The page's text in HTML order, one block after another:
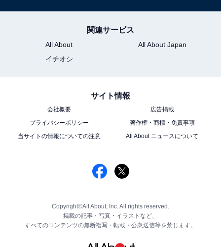
関連サービス
All About
All About Japan
イチオシ
サイト情報
会社概要
広告掲載
プライバシーポリシー
著作権・商標・免責事項
当サイトの情報についての注意
All About ニュースについて
Copyright©All About, Inc. All rights reserved.
掲載の記事・写真・イラストなど、
すべてのコンテンツの無断複写・転載・公衆送信等を禁じます。